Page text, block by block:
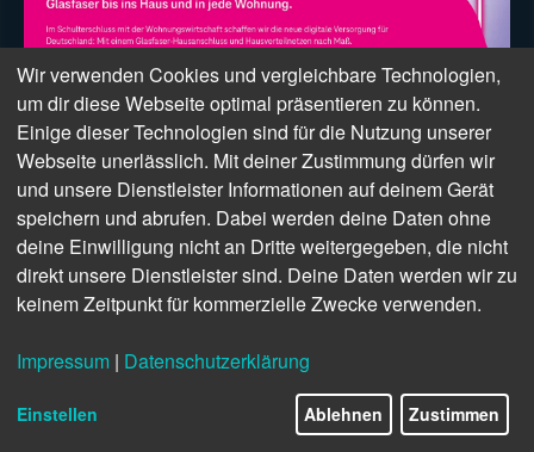
Wir verwenden Cookies und vergleichbare Technologien,
um dir diese Webseite optimal präsentieren zu können.
Einige dieser Technologien sind für die Nutzung unserer
Webseite unerlässlich. Mit deiner Zustimmung dürfen wir
und unsere Dienstleister Informationen auf deinem Gerät
speichern und abrufen. Dabei werden deine Daten ohne
deine Einwilligung nicht an Dritte weitergegeben, die nicht
direkt unsere Dienstleister sind. Deine Daten werden wir zu
keinem Zeitpunkt für kommerzielle Zwecke verwenden.
Impressum | Datenschutzerklärung
Einstellen Ablehnen Zustimmen